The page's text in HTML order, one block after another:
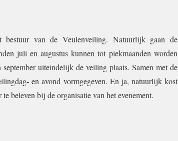
van de Veulenveiling. Natuurlijk gaan de
juli en augustus kunnen tot piekmaanden worden
uiteindelijk de veiling plaats. Samen met de
en avond vormgegeven. En ja, natuurlijk kost
beleven bij de organisatie van het evenement.